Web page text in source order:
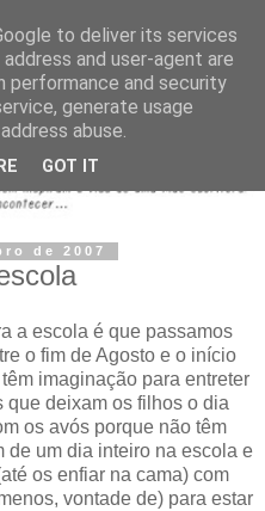
de 2007
a escola é que passamos
o fim de Agosto e o início
imaginação para entreter
deixam os filhos o dia
os avós porque não têm
de um dia inteiro na escola e
os enfiar na cama) com
vontade de) para estar
to deliver its services
and user-agent are
performance and security
generate usage
abuse.
GOT IT